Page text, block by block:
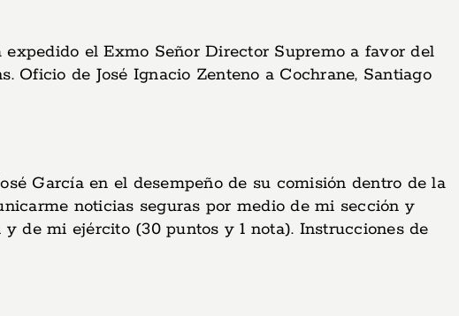
el Exmo Señor Director Supremo a favor del
Oficio de José Ignacio Zenteno a Cochrane, Santiago
García en el desempeño de su comisión dentro de la
noticias seguras por medio de mi sección y
de mi ejército (30 puntos y 1 nota). Instrucciones de